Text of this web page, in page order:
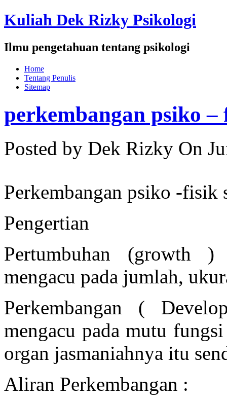
Kuliah Dek Rizky Psikologi
Ilmu pengetahuan tentang psikologi
Home
Tentang Penulis
Sitemap
perkembangan psiko –
Posted by Dek Rizky On
Perkembangan psiko -fisik
Pengertian
Pertumbuhan (growth
mengacu pada jumlah,
Perkembangan (
mengacu pada mutu
organ jasmaniahnya itu
Aliran Perkembangan :